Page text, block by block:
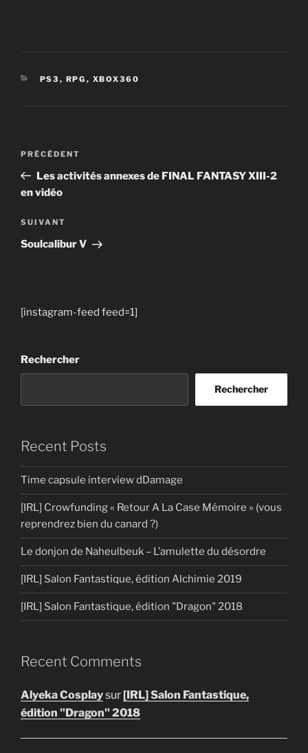
CATÉGORIES
PS3 , RPG , XBOX360
Navigation
l’article
Article
précédent
PRÉCÉDENT
Les activités annexes de FINAL FANTASY XIII-2
en vidéo
Article
suivant
SUIVANT
Soulcalibur V
[instagram-feed feed=1]
Rechercher
Rechercher
Recent Posts
Time capsule interview dDamage
[IRL] Crowfunding « Retour A La Case Mémoire » (vous
reprendrez bien du canard ?)
Le donjon de Naheulbeuk – L’amulette du désordre
[IRL] Salon Fantastique, édition Alchimie 2019
[IRL] Salon Fantastique, édition "Dragon" 2018
Recent Comments
Alyeka Cosplaysur [IRL] Salon Fantastique,
édition "Dragon" 2018